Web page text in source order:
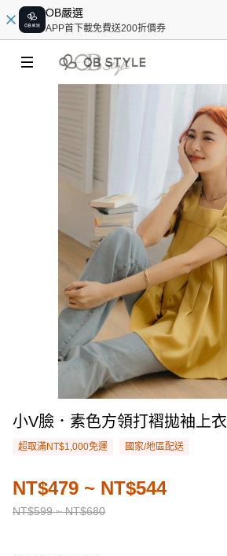
OB嚴選
APP首下載免費送200折價券
小V臉．素色方領打褶拋袖上衣
超取滿NT$1,000免運 國家/地區配送
NT$599 ~ NT$680
NT$479 ~ NT$544